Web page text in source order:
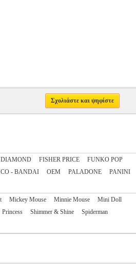
Σχολιάστε και ψηφίστε
DIAMOND FISHER PRICE
FUNKO POP
- BANDAI OEM PALADONE
PANINI
Mickey Mouse Minnie Mouse
Mini Doll
Princess Shimmer & Shine
Spiderman